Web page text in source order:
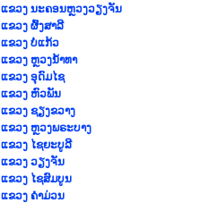
ແຂວງ ນະ​ຄອນຫຼວງວຽງ​ຈັນ
ແຂວງ ຜົ້ງ​ສາ​ລີ
ແຂວງ ບໍ່​ແກ້ວ
ແຂວງ ຫຼວງນໍ້າທາ
ແຂວງ ອຸດົມໄຊ
ແຂວງ ຫົວພັນ
ແຂວງ ຊຽງຂວາງ
ແຂວງ ຫຼວງພຣະບາງ
ແຂວງ ໄຊຍະບູລີ
ແຂວງ ວຽງຈັນ
ແຂວງ ໄຊສົມບູນ
ແຂວງ ຄຳມ່ວນ